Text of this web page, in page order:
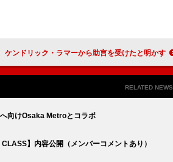
ヌープ・ドッグ、ケンドリック・ラマーから助言を受けたと明かす
RELATED NEWS
向けOsaka Metroとコラボ
】内容公開（メンバーコメントあり）